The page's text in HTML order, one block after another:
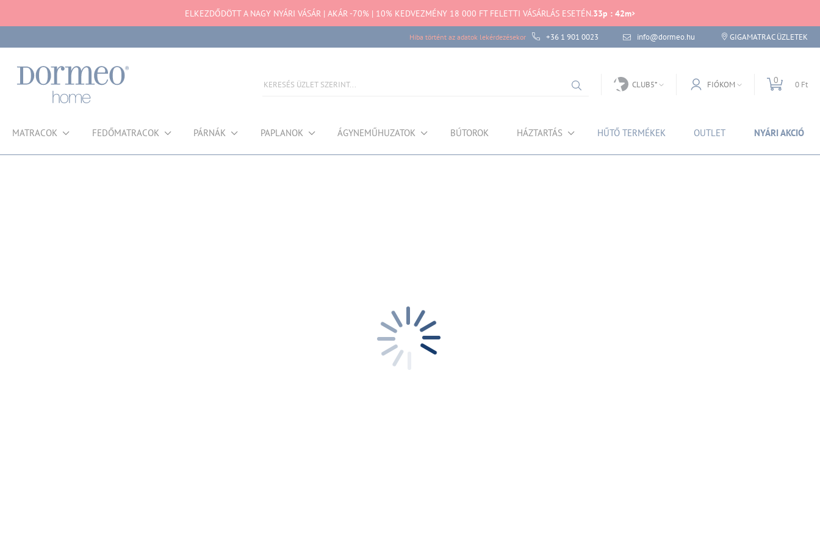
ELKEZDŐDÖTT A NAGY NYÁRI VÁSÁR | AKÁR -70% | 10% KEDVEZMÉNY 18 000 FT FELETTI VÁSÁRLÁS ESETÉN.33p : 42m
Hiba történt az adatok lekérdezésekor +36 1 901 0023 info@dormeo.hu GIGAMATRAC ÜZLETEK
CLUB5* FIÓKOM 0 0 Ft
MATRACOK FEDŐMATRACOK PÁRNÁK PAPLANOK ÁGYNEMŰHUZATOK BÚTOROK HÁZTARTÁS HŰTŐ TERMÉKEK OUTLET NYÁRI AKCIÓ